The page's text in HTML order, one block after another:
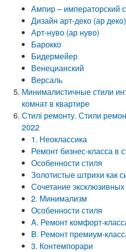
Ампир – императорский
Дизайн арт-деко (ар деко)
Арт-нуво (ар нуво)
Барокко
Бидермейер
Венецианский
Версаль
Минималистичные стили
комнат в квартире
Стилі ремонту. Стили
2022
1. Неоклассика
Ремонт бизнес-класса в
Особенности стиля
Золотистые штрихи как
Сочетание
2. Минимализм
Особенности стиля
A. Ремонт комфорт-
B. Ремонт премиум-
3. Контемпорари